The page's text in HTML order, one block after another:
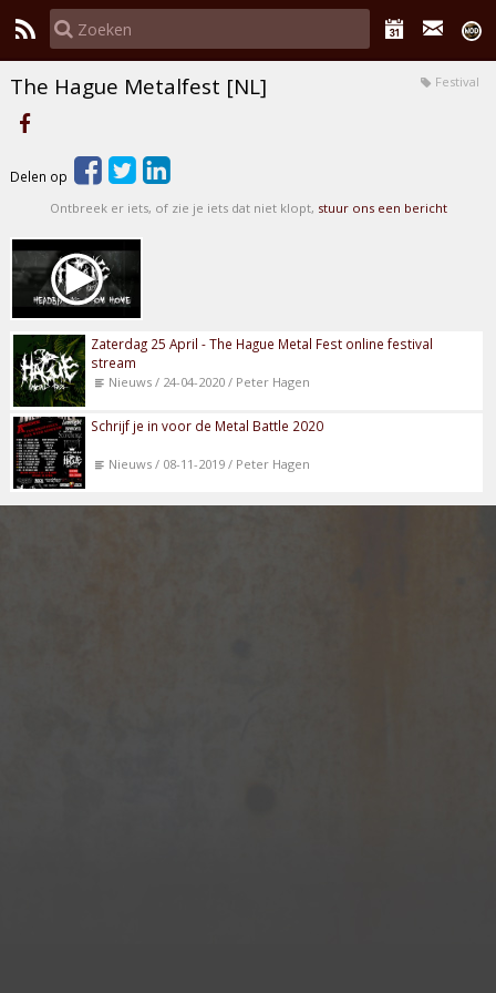
Festival
The Hague Metalfest [NL]
Delen op
Ontbreek er iets, of zie je iets dat niet klopt, stuur ons een bericht
Zaterdag 25 April - The Hague Metal Fest online festival
stream
Nieuws / 24-04-2020 / Peter Hagen
Schrijf je in voor de Metal Battle 2020
Nieuws / 08-11-2019 / Peter Hagen